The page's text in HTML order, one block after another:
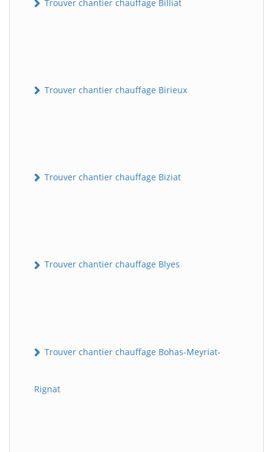
Trouver chantier chauffage Billiat
Trouver chantier chauffage Birieux
Trouver chantier chauffage Biziat
Trouver chantier chauffage Blyes
Trouver chantier chauffage Bohas-Meyriat-
Rignat